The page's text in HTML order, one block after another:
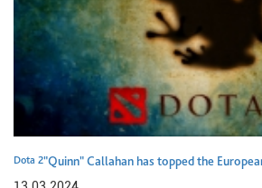
Dota 2"Quinn" Callahan has topped the